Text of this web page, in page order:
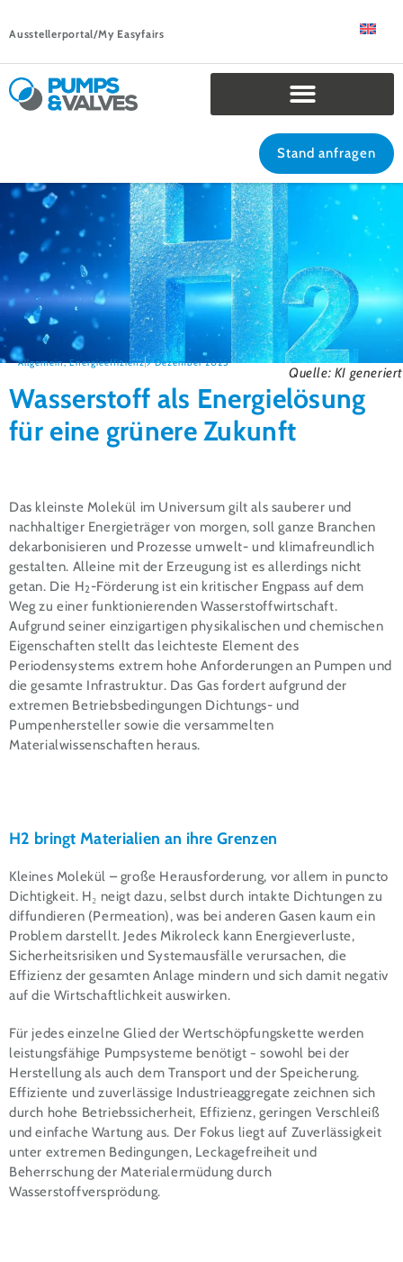
Ausstellerportal/My Easyfairs
Stand anfragen
Quelle: KI generiert
Allgemein,Energieeffizienz9 Dezember 2025
Wasserstoff als Energielösung
für eine grünere Zukunft
Das kleinste Molekül im Universum gilt als sauberer und
nachhaltiger Energieträger von morgen, soll ganze Branchen
dekarbonisieren und Prozesse umwelt- und klimafreundlich
gestalten. Alleine mit der Erzeugung ist es allerdings nicht
getan. Die H2-Förderung ist ein kritischer Engpass auf dem
Weg zu einer funktionierenden Wasserstoffwirtschaft.
Aufgrund seiner einzigartigen physikalischen und chemischen
Eigenschaften stellt das leichteste Element des
Periodensystems extrem hohe Anforderungen an Pumpen und
die gesamte Infrastruktur. Das Gas fordert aufgrund der
extremen Betriebsbedingungen Dichtungs- und
Pumpenhersteller sowie die versammelten
Materialwissenschaften heraus.
H2 bringt Materialien an ihre Grenzen
Kleines Molekül – große Herausforderung, vor allem in puncto
Dichtigkeit. H₂ neigt dazu, selbst durch intakte Dichtungen zu
diffundieren (Permeation), was bei anderen Gasen kaum ein
Problem darstellt. Jedes Mikroleck kann Energieverluste,
Sicherheitsrisiken und Systemausfälle verursachen, die
Effizienz der gesamten Anlage mindern und sich damit negativ
auf die Wirtschaftlichkeit auswirken.
Für jedes einzelne Glied der Wertschöpfungskette werden
leistungsfähige Pumpsysteme benötigt − sowohl bei der
Herstellung als auch dem Transport und der Speicherung.
Effiziente und zuverlässige Industrieaggregate zeichnen sich
durch hohe Betriebssicherheit, Effizienz, geringen Verschleiß
und einfache Wartung aus. Der Fokus liegt auf Zuverlässigkeit
unter extremen Bedingungen, Leckagefreiheit und
Beherrschung der Materialermüdung durch
Wasserstoffversprödung.